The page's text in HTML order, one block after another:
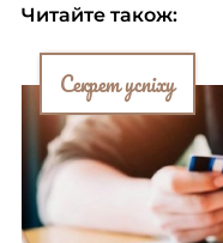
Читайте також:
Секрет успіху